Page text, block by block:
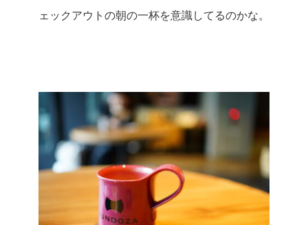
ェックアウトの朝の一杯を意識してるのかな。